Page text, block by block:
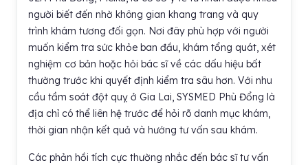
người biết đến nhờ không gian khang trang và quy
trình khám tương đối gọn. Nơi đây phù hợp với người
muốn kiểm tra sức khỏe ban đầu, khám tổng quát, xét
nghiệm cơ bản hoặc hỏi bác sĩ về các dấu hiệu bất
thường trước khi quyết định kiểm tra sâu hơn. Với nhu
cầu tầm soát đột quỵ ở Gia Lai, SYSMED Phù Đổng là
địa chỉ có thể liên hệ trước để hỏi rõ danh mục khám,
thời gian nhận kết quả và hướng tư vấn sau khám.
Các phản hồi tích cực thường nhắc đến bác sĩ tư vấn